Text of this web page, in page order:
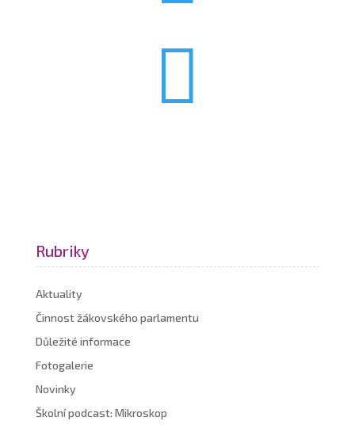

Rubriky
Aktuality
Činnost žákovského parlamentu
Důležité informace
Fotogalerie
Novinky
Školní podcast: Mikroskop